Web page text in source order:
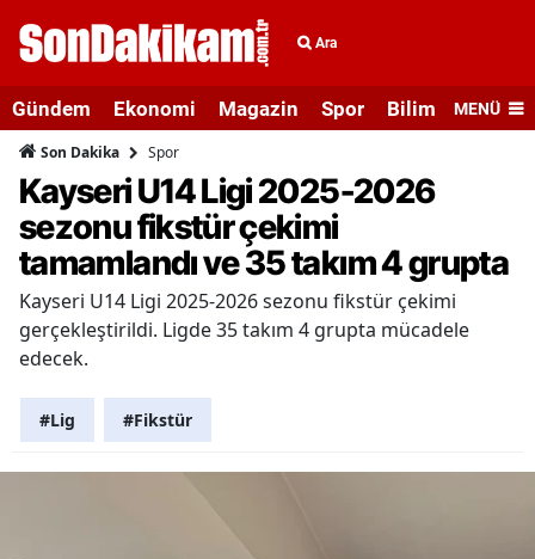
Ara
Gündem Ekonomi Magazin Spor Bilim veMENÜ
Son Dakika Spor
Kayseri U14 Ligi 2025-2026
sezonu fikstür çekimi
tamamlandı ve 35 takım 4 grupta
Kayseri U14 Ligi 2025-2026 sezonu fikstür çekimi
gerçekleştirildi. Ligde 35 takım 4 grupta mücadele
edecek.
#Lig #Fikstür